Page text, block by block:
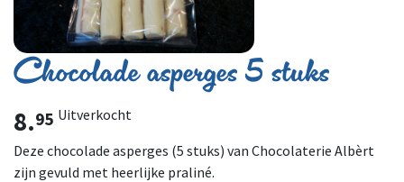
Chocolade asperges 5 stuks
8.95 Uitverkocht
Deze chocolade asperges (5 stuks) van Chocolaterie Albèrt
zijn gevuld met heerlijke praliné.